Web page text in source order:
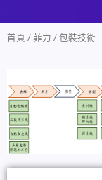
首頁 /菲力 / 包裝技術